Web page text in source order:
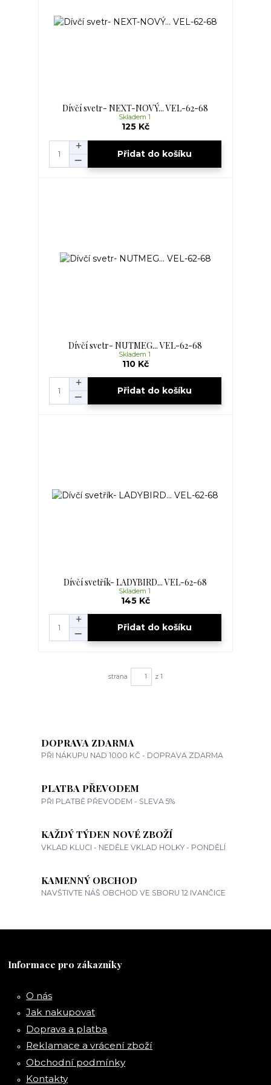
Dívčí svetr- NEXT-NOVÝ... VEL-62-68
125 Kč
Skladem 1
Přidat do košíku
Dívčí svetr- NUTMEG... VEL-62-68
110 Kč
Skladem 1
Přidat do košíku
Dívčí svetřík- LADYBIRD... VEL-62-68
145 Kč
Skladem 1
Přidat do košíku
strana z 1
DOPRAVA ZDARMA
PŘI NÁKUPU NAD 1000 KČ - DOPRAVA ZDARMA
PLATBA PŘEVODEM
PŘI PLATBĚ PŘEVODEM - SLEVA 5%
KAŽDÝ TÝDEN NOVÉ ZBOŽÍ
VKLAD KLUCI - NEDĚLE VKLAD HOLKY - PONDĚLÍ
KAMENNÝ OBCHOD
NAVŠTIVTE NÁŠ OBCHOD VE SBORU 12 IVANČICE
Informace pro zákazníky
O nás
Jak nakupovat
Doprava a platba
Reklamace a vrácení zboží
Obchodní podmínky
Kontakty